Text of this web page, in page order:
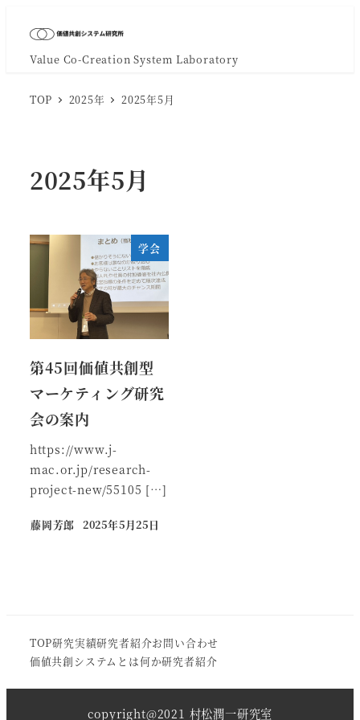
Value Co-Creation System Laboratory
TOP 2025年 2025年5月
2025年5月
学会
第45回価値共創型
マーケティング研究
会の案内
https://www.j-
mac.or.jp/research-
project-new/55105 […]
藤岡芳郎 2025年5月25日
TOP研究実績研究者紹介お問い合わせ
価値共創システムとは何か研究者紹介
copyright@2021 村松潤一研究室